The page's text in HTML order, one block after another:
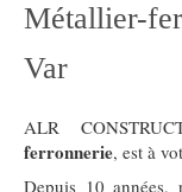
Métallier-
Var
ALR
ferronnerie, est à
Depuis 10 années,